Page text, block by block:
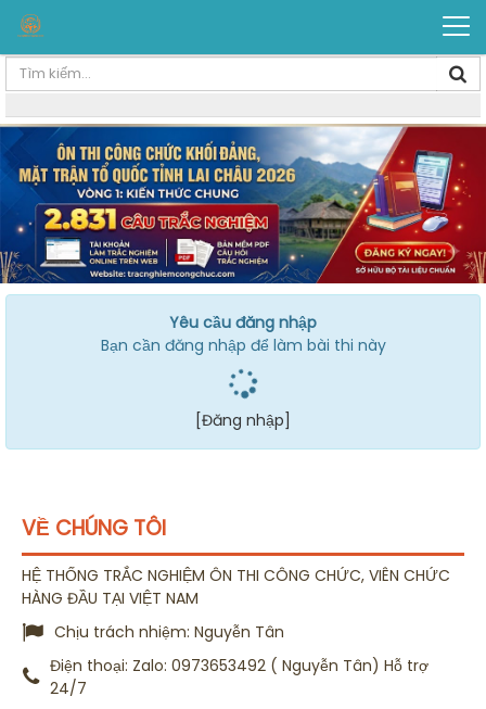
Yêu cầu đăng nhập
Bạn cần đăng nhập để làm bài thi này
[Đăng nhập]
VỀ CHÚNG TÔI
HỆ THỐNG TRẮC NGHIỆM ÔN THI CÔNG CHỨC, VIÊN CHỨC
HÀNG ĐẦU TẠI VIỆT NAM
Chịu trách nhiệm: Nguyễn Tân
Điện thoại: Zalo: 0973653492 ( Nguyễn Tân) Hỗ trợ
24/7